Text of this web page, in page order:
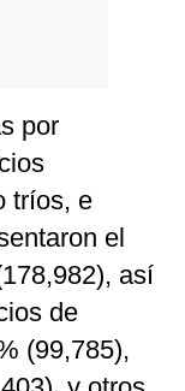
por
tríos, e
el
así
de
(99,785),